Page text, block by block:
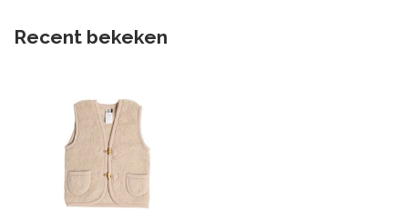
Recent bekeken